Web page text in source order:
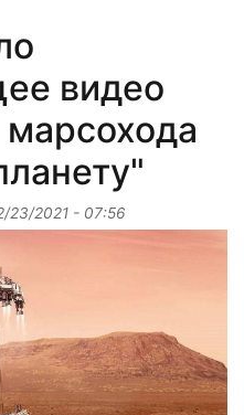
видео
23/2021 - 07:56